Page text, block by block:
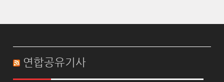
연합공유기사